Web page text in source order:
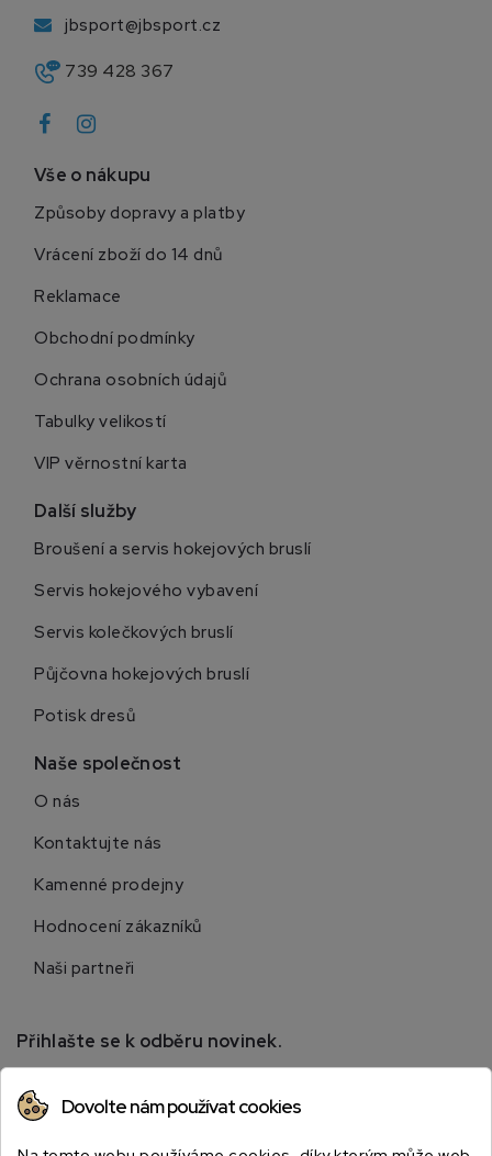
jbsport@jbsport.cz
739 428 367
Vše o nákupu
Způsoby dopravy a platby
Vrácení zboží do 14 dnů
Reklamace
Obchodní podmínky
Ochrana osobních údajů
Tabulky velikostí
VIP věrnostní karta
Další služby
Broušení a servis hokejových bruslí
Servis hokejového vybavení
Servis kolečkových bruslí
Půjčovna hokejových bruslí
Potisk dresů
Naše společnost
O nás
Kontaktujte nás
Kamenné prodejny
Hodnocení zákazníků
Naši partneři
Přihlašte se k odběru novinek.
speciálních slevách.
Dovolte nám používat cookies